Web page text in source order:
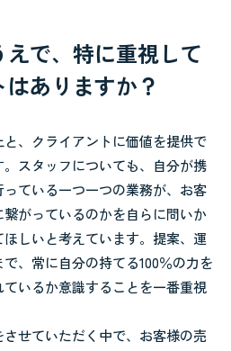
で、特に重視して
ありますか？
、クライアントに価値を提供で
スタッフについても、自分が携
ている一つ一つの業務が、お客
がっているのかを自らに問いか
しいと考えています。提案、運
、常に自分の持てる100％の力を
いるか意識することを一番重視
せていただく中で、お客様の売